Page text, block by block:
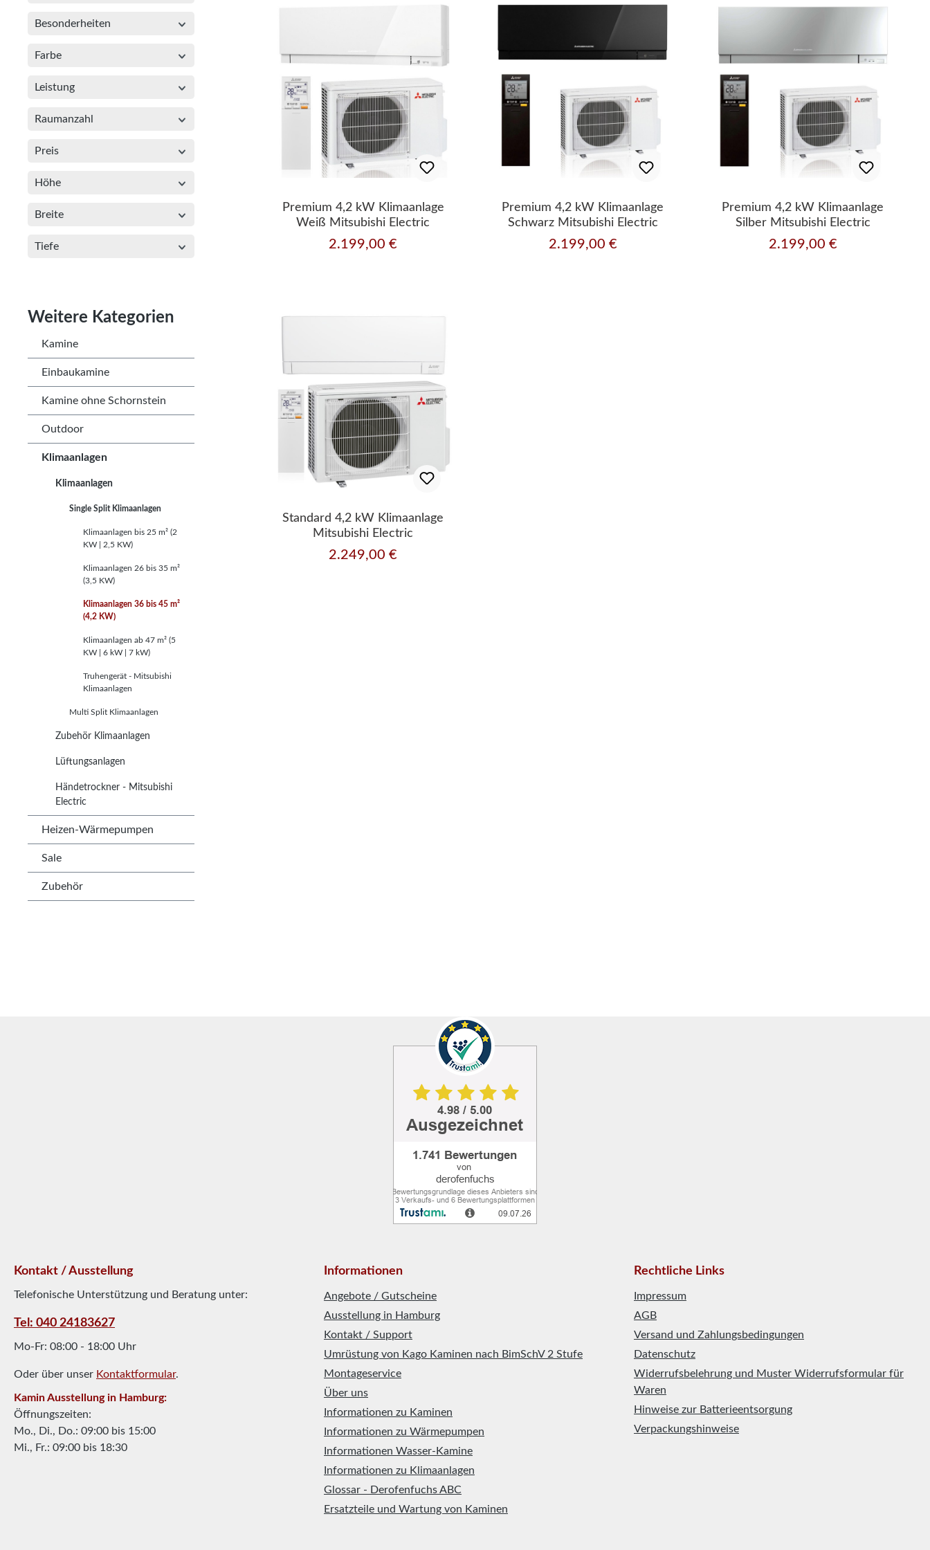
Besonderheiten
Farbe
Leistung
Raumanzahl
Preis
Höhe
Breite
Tiefe
Weitere Kategorien
Kamine
Einbaukamine
Kamine ohne Schornstein
Outdoor
Klimaanlagen
Klimaanlagen
Single Split Klimaanlagen
Klimaanlagen bis 25 m² (2
KW | 2,5 KW)
Klimaanlagen 26 bis 35 m²
(3,5 KW)
Klimaanlagen 36 bis 45 m²
(4,2 KW)
Klimaanlagen ab 47 m² (5
KW | 6 kW | 7 kW)
Truhengerät - Mitsubishi
Klimaanlagen
Multi Split Klimaanlagen
Zubehör Klimaanlagen
Lüftungsanlagen
Händetrockner - Mitsubishi
Electric
Heizen-Wärmepumpen
Sale
Zubehör
Premium 4,2 kW Klimaanlage
Weiß Mitsubishi Electric
Regulärer Preis:
2.199,00 €
Premium 4,2 kW Klimaanlage
Schwarz Mitsubishi Electric
Regulärer Preis:
2.199,00 €
Premium 4,2 kW Klimaanlage
Silber Mitsubishi Electric
Regulärer Preis:
2.199,00 €
Standard 4,2 kW Klimaanlage
Mitsubishi Electric
Regulärer Preis:
2.249,00 €
Kontakt / Ausstellung
Telefonische Unterstützung und Beratung unter:
Tel: 040 24183627
Mo-Fr: 08:00 - 18:00 Uhr
Oder über unser Kontaktformular.
Kamin Ausstellung in Hamburg:
Öffnungszeiten:
Mo., Di., Do.: 09:00 bis 15:00
Mi., Fr.: 09:00 bis 18:30
Informationen
Angebote / Gutscheine
Ausstellung in Hamburg
Kontakt / Support
Umrüstung von Kago Kaminen nach BimSchV 2 Stufe
Montageservice
Über uns
Informationen zu Kaminen
Informationen zu Wärmepumpen
Informationen Wasser-Kamine
Informationen zu Klimaanlagen
Glossar - Derofenfuchs ABC
Ersatzteile und Wartung von Kaminen
Rechtliche Links
Impressum
AGB
Versand und Zahlungsbedingungen
Datenschutz
Widerrufsbelehrung und Muster Widerrufsformular für
Waren
Hinweise zur Batterieentsorgung
Verpackungshinweise